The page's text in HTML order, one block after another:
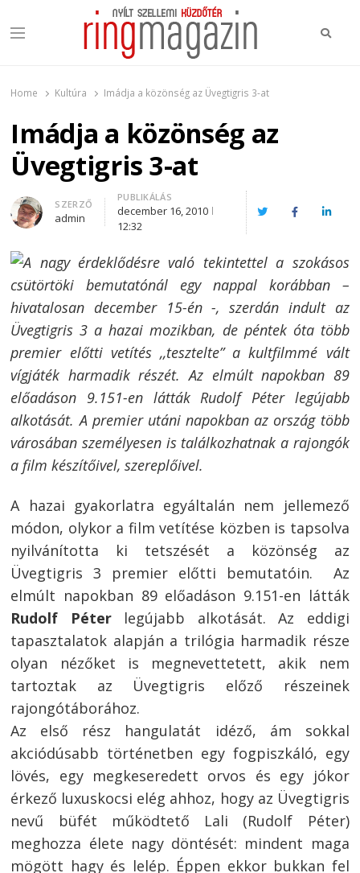
Menu
Home Kultúra Imádja a közönség az Üvegtigris 3-at
Imádja a közönség az
Üvegtigris 3-at
Author
SZERZŐ
admin
PUBLIKÁLÁS
december 16, 2010
12:32
TwitterFacebook
A nagy érdeklődésre való tekintettel a szokásos
csütörtöki bemutatónál egy nappal korábban –
hivatalosan december 15-én -, szerdán indult az
Üvegtigris 3 a hazai mozikban, de péntek óta több
premier előtti vetítés ,,tesztelte” a kultfilmmé vált
vígjáték harmadik részét. Az elmúlt napokban 89
előadáson 9.151-en látták Rudolf Péter legújabb
alkotását. A premier utáni napokban az ország több
városában személyesen is találkozhatnak a rajongók
a film készítőivel, szereplőivel.
A hazai gyakorlatra egyáltalán nem jellemező
módon, olykor a film vetítése közben is tapsolva
nyilvánította ki tetszését a közönség az
Üvegtigris 3 premier előtti bemutatóin. Az
elmúlt napokban 89 előadáson 9.151-en látták
Rudolf Péterlegújabb alkotását. Az eddigi
tapasztalatok alapján a trilógia harmadik része
olyan nézőket is megnevettetett, akik nem
tartoztak az Üvegtigris előző részeinek
rajongótáborához.
Az első rész hangulatát idéző, ám sokkal
akciódúsabb történetben egy fogpiszkáló, egy
lövés, egy megkeseredett orvos és egy jókor
érkező luxuskocsi elég ahhoz, hogy az Üvegtigris
nevű büfét működtető Lali (Rudolf Péter)
meghozza élete nagy döntését: mindent maga
mögött hagy és lelép. Éppen ekkor bukkan fel